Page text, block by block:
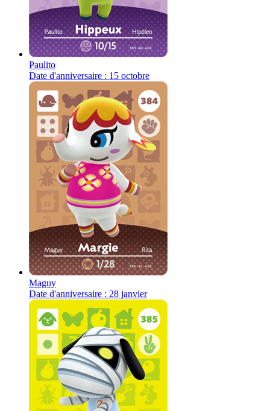
Paulito
Date d'anniversaire : 15 octobre
Maguy
Date d'anniversaire : 28 janvier